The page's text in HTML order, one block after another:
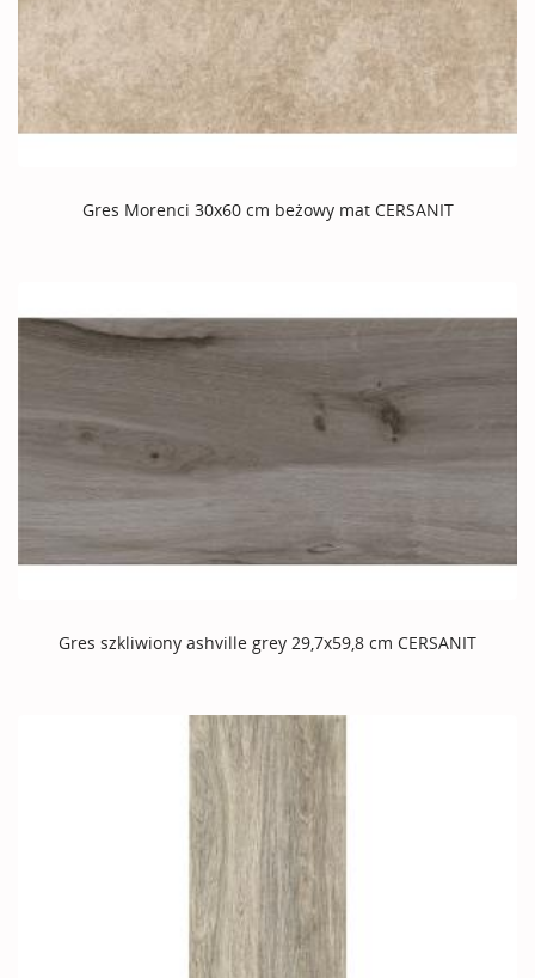
Gres Morenci 30x60 cm beżowy mat CERSANIT
Gres szkliwiony ashville grey 29,7x59,8 cm CERSANIT